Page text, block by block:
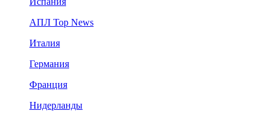
АПЛ Top News
Италия
Германия
Франция
Нидерланды